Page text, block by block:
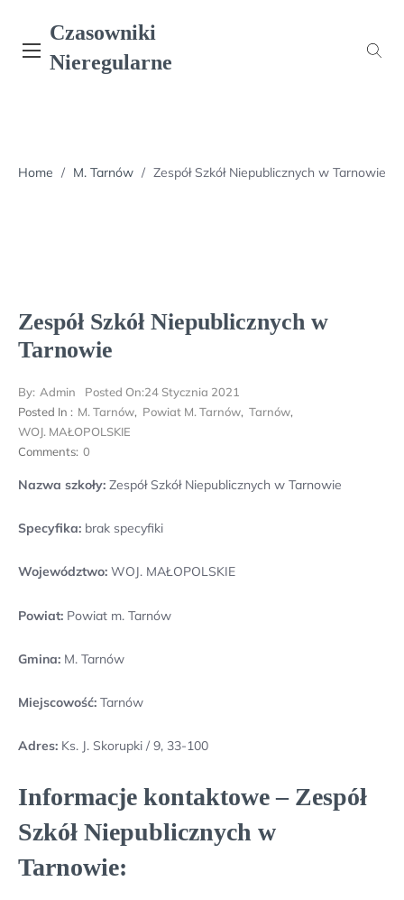
content
Czasowniki
Nieregularne
Home / M. Tarnów / Zespół Szkół Niepublicznych w Tarnowie
Zespół Szkół Niepublicznych w
Tarnowie
By: Admin Posted On:24 Stycznia 2021
Posted In : M. Tarnów, Powiat M. Tarnów, Tarnów,
WOJ. MAŁOPOLSKIE
Comments: 0
Nazwa szkoły: Zespół Szkół Niepublicznych w Tarnowie
Specyfika: brak specyfiki
Województwo: WOJ. MAŁOPOLSKIE
Powiat: Powiat m. Tarnów
Gmina: M. Tarnów
Miejscowość: Tarnów
Adres: Ks. J. Skorupki / 9, 33-100
Informacje kontaktowe – Zespół
Szkół Niepublicznych w
Tarnowie: